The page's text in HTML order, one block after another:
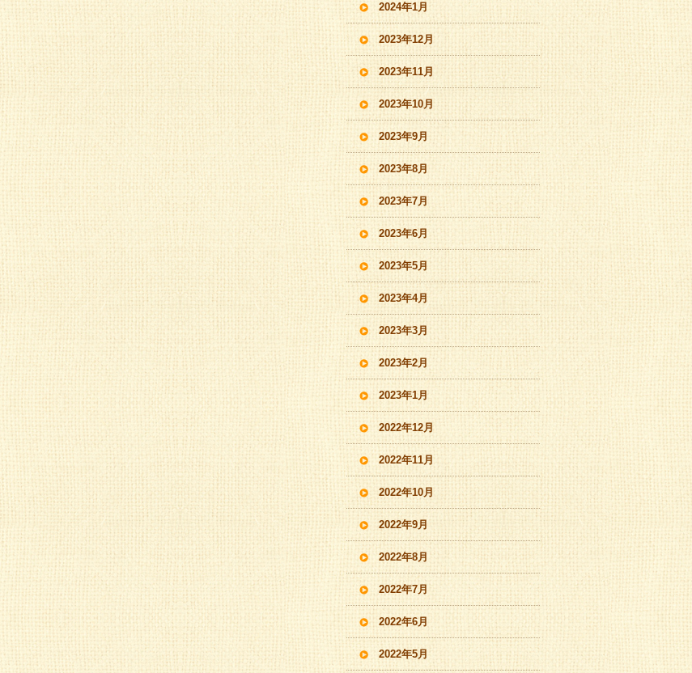
2024年1月
2023年12月
2023年11月
2023年10月
2023年9月
2023年8月
2023年7月
2023年6月
2023年5月
2023年4月
2023年3月
2023年2月
2023年1月
2022年12月
2022年11月
2022年10月
2022年9月
2022年8月
2022年7月
2022年6月
2022年5月